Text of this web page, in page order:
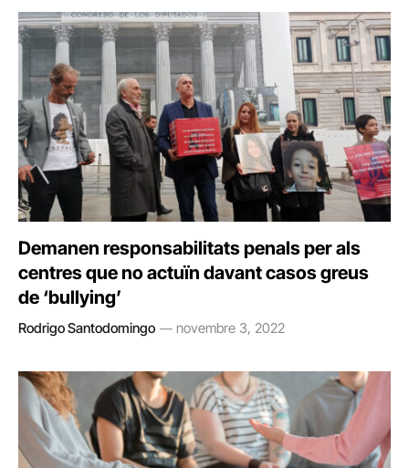
Demanen responsabilitats penals per als
centres que no actuïn davant casos greus
de ‘bullying’
Rodrigo Santodomingo novembre 3, 2022